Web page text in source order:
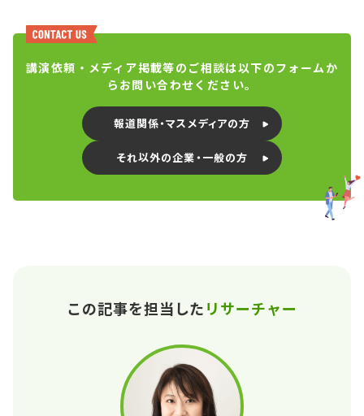
講演依頼・メディア掲載等のご相談は以下のフォームか
らお問い合わせください。
報道関係・マスメディアの方
それ以外の企業・一般の方
この記事を担当したリサーチャー